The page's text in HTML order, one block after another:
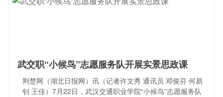
武交职“小候鸟”志愿服务队开展实景思政课
荆楚网（湖北日报网）讯（记者许文秀 通讯员 邓俊芬 何易
钊 王佳）7月22日，武汉交通职业学院“小候鸟”志愿服务队